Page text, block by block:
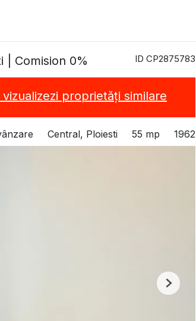
ID CP2875783
| Comision 0%
proprietăți similare
Central, Ploiesti 55 mp 1962
Next